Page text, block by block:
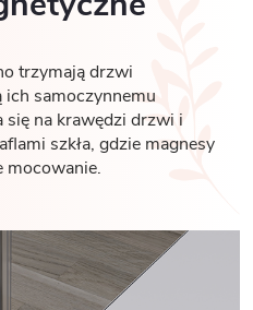
trzymają drzwi
samoczynnemu
się na krawędzi drzwi i
szkła, gdzie magnesy
mocowanie.